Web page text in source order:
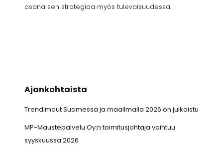
osana sen strategiaa myös tulevaisuudessa.
Ajankohtaista
Trendimaut Suomessa ja maailmalla 2026 on julkaistu
MP-Maustepalvelu Oy:n toimitusjohtaja vaihtuu
syyskuussa 2026